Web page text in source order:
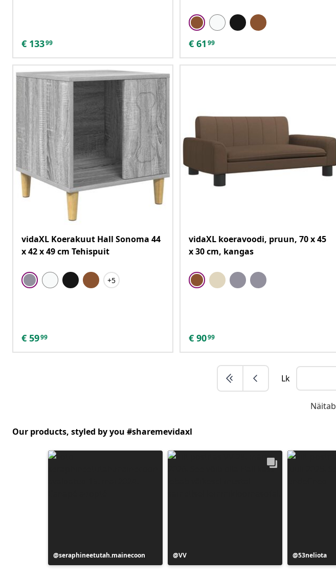
€ 13399 € 61 99
vidaXL Koerakuut Hall Sonoma 44
x 42 x 49 cm Tehispuit
+5
€ 5999
vidaXL koeravoodi, pruun, 70 x 45
x 30 cm, kangas
€ 9099
Lk
Näitab
Our products, styled by you #sharemevidaxl
Postitus
avaldatud
seraphineetutah.mainecoon
Postitus
avaldatud
VV
Postitus
avaldatud
53neliota